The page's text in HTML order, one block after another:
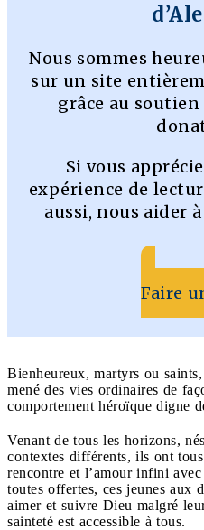
Nous sommes
sur un site
grâce au
Si vous
expérience de
aussi, nous aider
Faire
Bienheureux, martyrs ou
mené des vies ordinaires de
comportement héroïque digne
Venant de tous les horizons,
contextes différents, ils ont
rencontre et l’amour infini
toutes offertes, ces jeunes aux
aimer et suivre Dieu malgré
sainteté est accessible à tous.